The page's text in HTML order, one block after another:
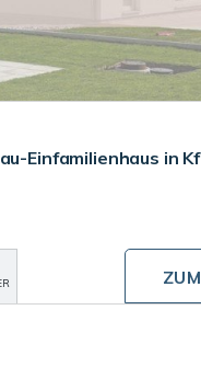
Einfamilienhaus in